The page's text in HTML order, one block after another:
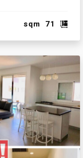
sqm 71